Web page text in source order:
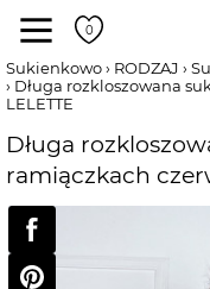
POKAŻ
DŁUGOŚĆ
Sukienkowo
RODZAJ
Długa rozkloszowana
LELETTE
Długa
ramiączkach